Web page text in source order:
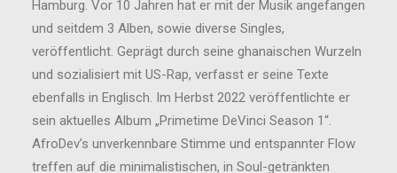
Hamburg. Vor 10 Jahren hat er mit der Musik angefangen
und seitdem 3 Alben, sowie diverse Singles,
veröffentlicht. Geprägt durch seine ghanaischen Wurzeln
und sozialisiert mit US-Rap, verfasst er seine Texte
ebenfalls in Englisch. Im Herbst 2022 veröffentlichte er
sein aktuelles Album „Primetime DeVinci Season 1“.
AfroDev’s unverkennbare Stimme und entspannter Flow
treffen auf die minimalistischen, in Soul-getränkten